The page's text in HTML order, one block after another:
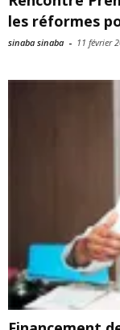
les réformes
sinaba sinaba - 11 février